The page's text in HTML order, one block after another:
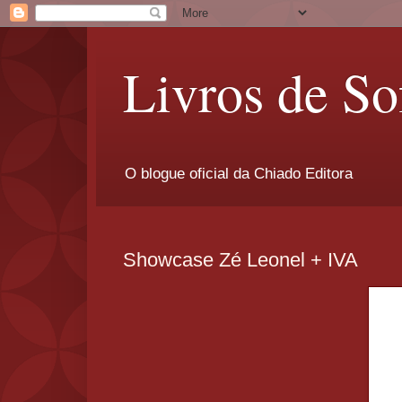
Livros de
O blogue oficial da Chiado Editora
Showcase Zé Leonel + IVA